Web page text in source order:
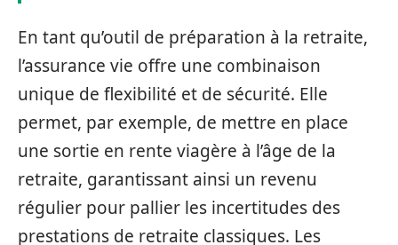
En tant qu’outil de préparation à la retraite,
l’assurance vie offre une combinaison
unique de flexibilité et de sécurité. Elle
permet, par exemple, de mettre en place
une sortie en rente viagère à l’âge de la
retraite, garantissant ainsi un revenu
régulier pour pallier les incertitudes des
prestations de retraite classiques. Les